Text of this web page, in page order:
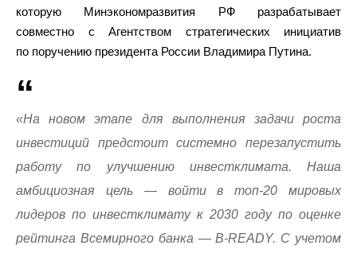
которую Минэкономразвития РФ разрабатывает
совместно с Агентством стратегических инициатив
по поручению президента России Владимира Путина.
«На новом этапе для выполнения задачи роста
инвестиций предстоит системно перезапустить
работу по улучшению инвестклимата. Наша
амбициозная цель — войти в топ-20 мировых
лидеров по инвестклимату к 2030 году по оценке
рейтинга Всемирного банка — B-READY. С учетом